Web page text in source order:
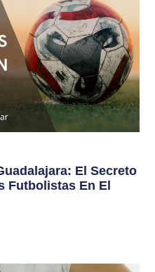
El Secreto
Futbolistas En El